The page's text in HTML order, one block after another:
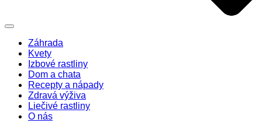
Záhrada
Kvety
Izbové rastliny
Dom a chata
Recepty a nápady
Zdravá výživa
Liečivé rastliny
O nás